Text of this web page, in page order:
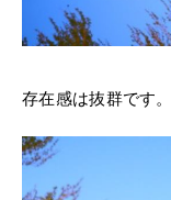
存在感は抜群です。